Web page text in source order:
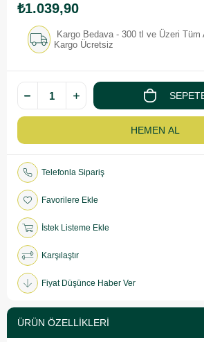
₺1.039,90
Kargo Bedava - 300 tl ve Üzeri Tüm
Kargo Ücretsiz
Telefonla Sipariş
Favorilere Ekle
İstek Listeme Ekle
Karşılaştır
Fiyat Düşünce Haber Ver
ÜRÜN ÖZELLIKLERI